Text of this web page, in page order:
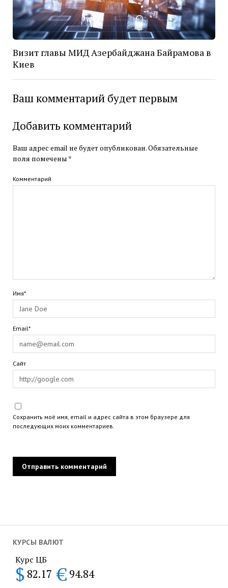
КУРСЫ ВАЛЮТ
Курс ЦБ
$ 82.17 € 94.84
Визит главы МИД Азербайджана Байрамова в
Киев
Ваш комментарий будет первым
Добавить комментарий
Ваш адрес email не будет опубликован.Обязательные
поля помечены *
Комментарий
Имя*
Email*
Сайт
Сохранить моё имя, email и адрес сайта в этом браузере для
последующих моих комментариев.